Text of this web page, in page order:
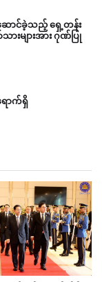
ောင်ခဲ့သည့် ရှေ့တန်း
ားများအား ဂုဏ်ပြု
ောက်ရှိ